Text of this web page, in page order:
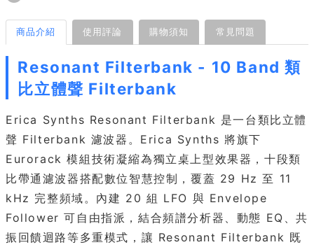
商品介紹 使用評論 購物須知 常見問題
Resonant Filterbank - 10 Band 類
比立體聲 Filterbank
Erica Synths Resonant Filterbank 是一台類比立體
聲 Filterbank 濾波器。Erica Synths 將旗下
Eurorack 模組技術凝縮為獨立桌上型效果器，十段類
比帶通濾波器搭配數位智慧控制，覆蓋 29 Hz 至 11
kHz 完整頻域。內建 20 組 LFO 與 Envelope
Follower 可自由指派，結合頻譜分析器、動態 EQ、共
振回饋迴路等多重模式，讓 Resonant Filterbank 既